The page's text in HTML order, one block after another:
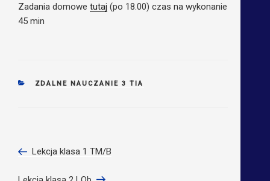
Zadania domowe tutaj (po 18.00) czas na wykonanie
45 min
CATEGORIES
ZDALNE NAUCZANIE 3 TIA
wpisu
Previous
Lekcja klasa 1 TM/B